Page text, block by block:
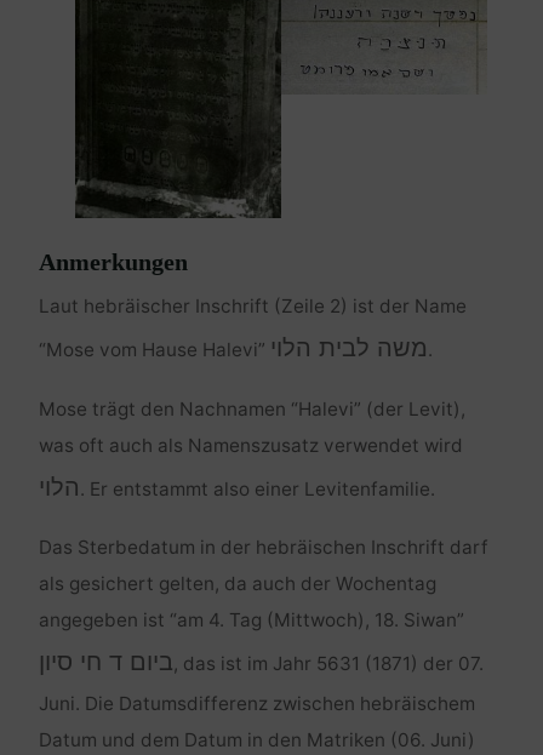
Anmerkungen
Laut hebräischer Inschrift (Zeile 2) ist der Name
“Mose vom Hause Halevi” משה לבית הלוי.
Mose trägt den Nachnamen “Halevi” (der Levit),
was oft auch als Namenszusatz verwendet wird
הלוי . Er entstammt also einer Levitenfamilie.
Das Sterbedatum in der hebräischen Inschrift darf
als gesichert gelten, da auch der Wochentag
angegeben ist “am 4. Tag (Mittwoch), 18. Siwan”
ביום ד חי סיון, das ist im Jahr 5631 (1871) der 07.
Juni. Die Datumsdifferenz zwischen hebräischem
Datum und dem Datum in den Matriken (06. Juni)